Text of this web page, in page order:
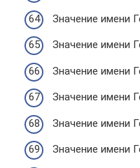
Значение имени
Значение имени
Значение имени
Значение имени
Значение имени
Значение имени